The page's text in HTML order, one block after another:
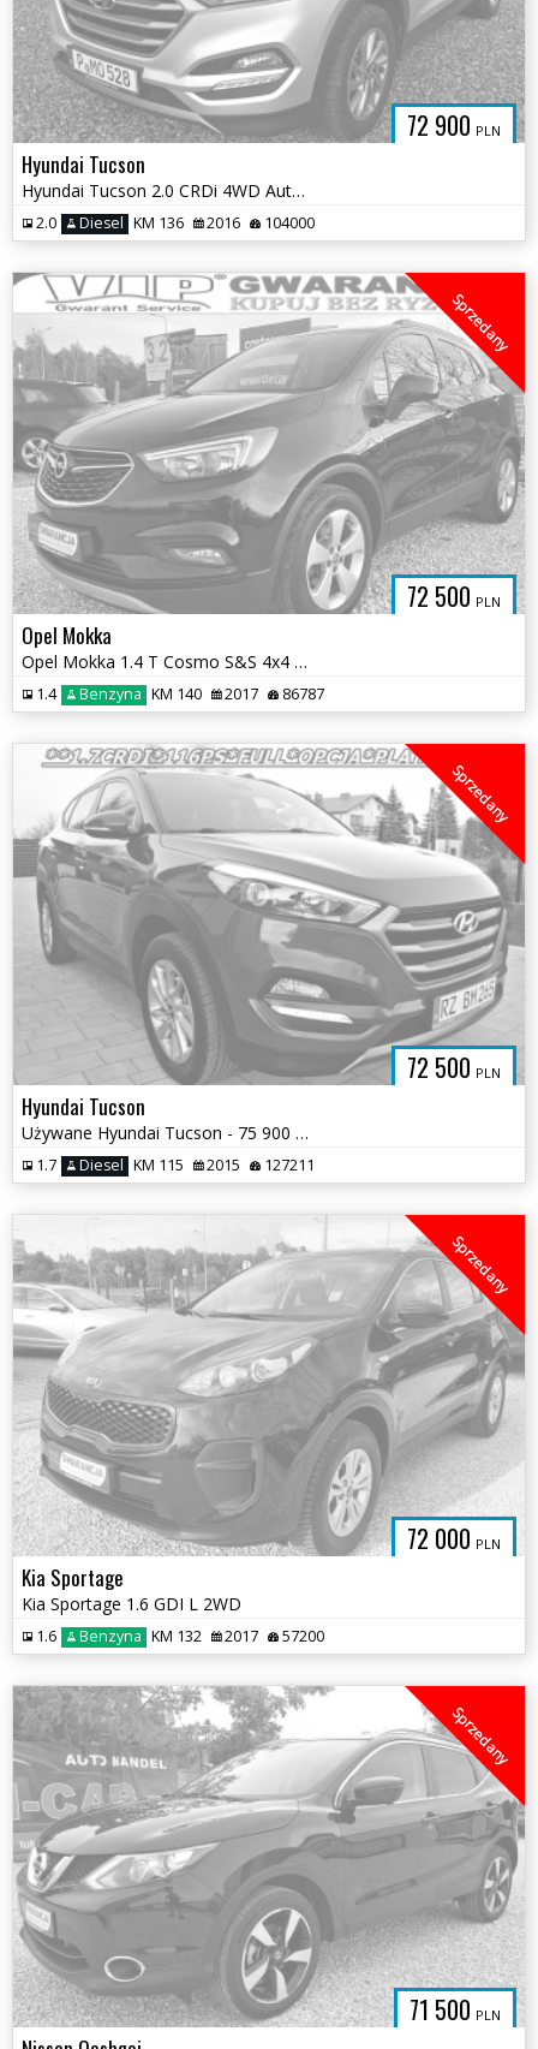
72 900 PLN
Hyundai Tucson
Hyundai Tucson 2.0 CRDi 4WD Automatik Advantage
2.0 Diesel KM 136 2016 104000
72 500 PLN
Sprzedany
Opel Mokka
Opel Mokka 1.4 T Cosmo S&S 4x4 EU6
1.4 Benzyna KM 140 2017 86787
72 500 PLN
Sprzedany
Hyundai Tucson
Używane Hyundai Tucson - 75 900 PLN, 127 211 km - Otomoto
1.7 Diesel KM 115 2015 127211
72 000 PLN
Sprzedany
Kia Sportage
Kia Sportage 1.6 GDI L 2WD
1.6 Benzyna KM 132 2017 57200
71 500 PLN
Sprzedany